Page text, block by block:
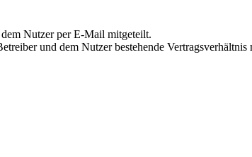
Nutzer per E-Mail mitgeteilt.
und dem Nutzer bestehende